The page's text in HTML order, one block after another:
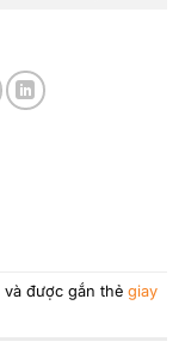
và được gắn thẻ giay